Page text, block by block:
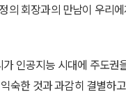
의 회장과의 만남이 우리
인공지능 시대에 주도권
숙한 것과 과감히 결별하